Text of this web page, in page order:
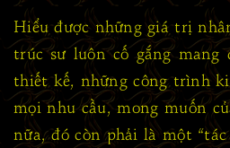
Hiểu được những giá trị
trúc sư luôn cố gắng mang
thiết kế, những công trình
mọi nhu cầu, mong muốn
nữa, đó còn phải là một